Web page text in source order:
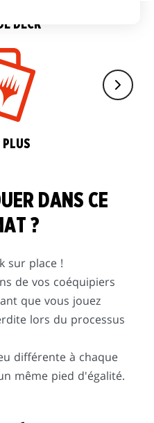
DECK
DANS CE
?
sur place !
de vos coéquipiers
que vous jouez
lors du processus
différente à chaque
même pied d'égalité.